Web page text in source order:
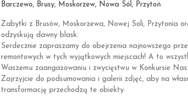
Barczewo, Brusy, Moskorzew, Nowa Sól, Przytoń
Zabytki z Brusów, Moskorzewa, Nowej Soli, Przytonia
odzyskują dawny blask.
Serdecznie zapraszamy do obejrzenia najnowszego
remontowych w tych wyjątkowych miejscach! A to
Waszemu zaangażowaniu i zwycięstwu w Konkursie
Zajrzyjcie do podsumowania i galerii zdjęć, aby na
transformację przechodzą te obiekty.